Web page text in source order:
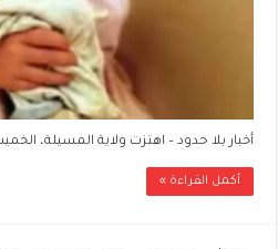
أخبار بلا حدود – اهتزت ولاية المسيلة،
أكمل القراءة »